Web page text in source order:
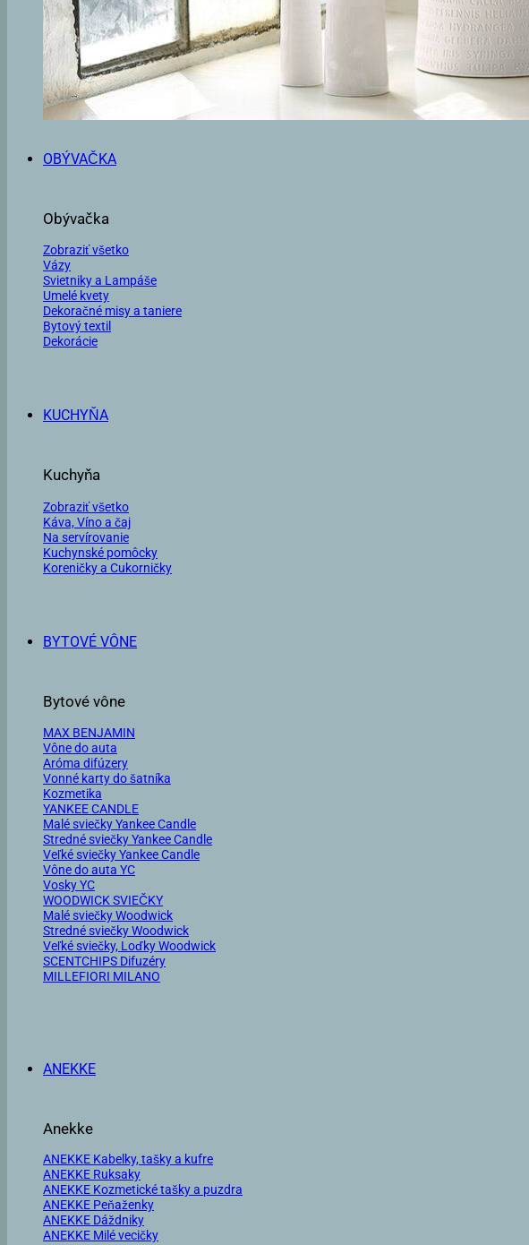
OBÝVAČKA
Obývačka
Zobraziť všetko
Vázy
Svietniky a Lampáše
Umelé kvety
Dekoračné misy a taniere
Bytový textil
Dekorácie
KUCHYŇA
Kuchyňa
Zobraziť všetko
Káva, Víno a čaj
Na servírovanie
Kuchynské pomôcky
Koreničky a Cukorničky
BYTOVÉ VÔNE
Bytové vône
MAX BENJAMIN
Vône do auta
Aróma difúzery
Vonné karty do šatníka
Kozmetika
YANKEE CANDLE
Malé sviečky Yankee Candle
Stredné sviečky Yankee Candle
Veľké sviečky Yankee Candle
Vône do auta YC
Vosky YC
WOODWICK SVIEČKY
Malé sviečky Woodwick
Stredné sviečky Woodwick
Veľké sviečky, Loďky Woodwick
SCENTCHIPS Difuzéry
MILLEFIORI MILANO
ANEKKE
Anekke
ANEKKE Kabelky, tašky a kufre
ANEKKE Ruksaky
ANEKKE Kozmetické tašky a puzdra
ANEKKE Peňaženky
ANEKKE Dáždniky
ANEKKE Milé vecičky